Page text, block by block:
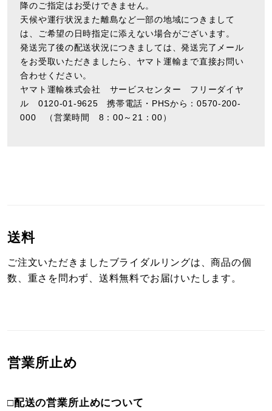
降のご指定はお受けできません。
天候や運行状況また離島など一部の地域につきまして
は、ご希望の日時指定に添えない場合がございます。
発送完了後の配送状況につきましては、発送完了メール
をお受取いただきましたら、ヤマト運輸まで直接お問い
合わせください。
ヤマト運輸株式会社 サービスセンター フリーダイヤ
ル 0120-01-9625 携帯電話・PHSから：0570-200-
000 （営業時間 8：00～21：00）
送料
ご注文いただきましたブライダルリングは、商品の個
数、重さを問わず、送料無料でお届けいたします。
営業所止め
□配送の営業所止めについて